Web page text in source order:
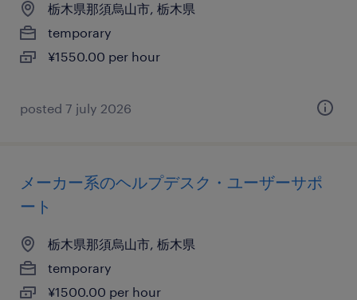
栃木県那須烏山市, 栃木県
temporary
¥1550.00 per hour
posted 7 july 2026
メーカー系のヘルプデスク・ユーザーサポ
ート
栃木県那須烏山市, 栃木県
temporary
¥1500.00 per hour